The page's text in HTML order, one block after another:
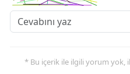
* Bu içerik ile ilgili yorum yok,